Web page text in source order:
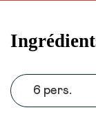
6 pers.